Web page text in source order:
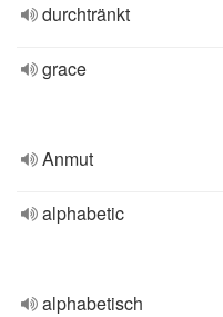
durchtränkt
grace
Anmut
alphabetic
alphabetisch